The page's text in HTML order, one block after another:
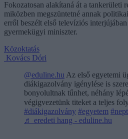
Fokozatosan alakítaná át a tankerületi
miközben megszüntetné annak
erről beszélt első televíziós
gyermekügyi miniszter.
Közoktatás
Kovács Dóri
@eduline.hu Az első egyetemi
diákigazolvány igénylése is
bonyolultnak tűnhet, néhány
végigvezetünk titeket a teljes
#diákigazolvány #egyetem
♬ eredeti hang - eduline.hu